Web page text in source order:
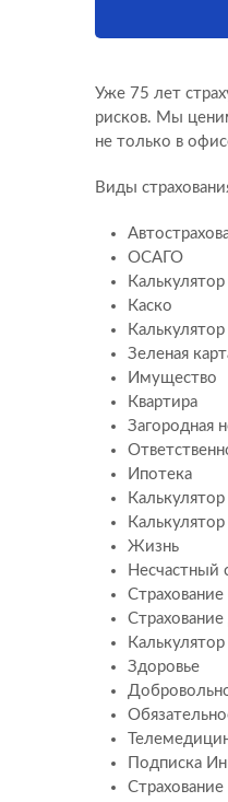
Уже 75 лет
рисков. Мы
не только в
Виды
ОСАГО
Каско
Зеленая
Имущество
Квартира
Загородная
Ипотека
Жизнь
Несчастный
Страхование
Здоровье
Подписка